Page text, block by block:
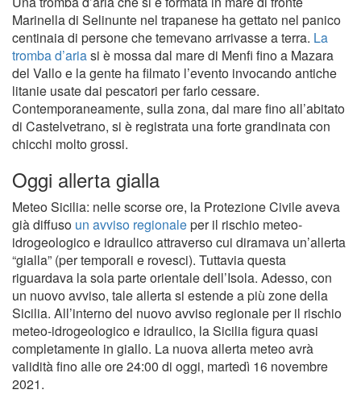
Marinella di Selinunte nel trapanese ha gettato nel panico
centinaia di persone che temevano arrivasse a terra. La
tromba d’ariasi è mossa dal mare di Menfi fino a Mazara
del Vallo e la gente ha filmato l’evento invocando antiche
litanie usate dai pescatori per farlo cessare.
Contemporaneamente, sulla zona, dal mare fino all’abitato
di Castelvetrano, si è registrata una forte grandinata con
chicchi molto grossi.
Oggi allerta gialla
Meteo Sicilia: nelle scorse ore, la Protezione Civile aveva
già diffuso un avviso regionaleper il rischio meteo-
idrogeologico e idraulico attraverso cui diramava un’allerta
“gialla” (per temporali e rovesci). Tuttavia questa
riguardava la sola parte orientale dell’Isola. Adesso, con
un nuovo avviso, tale allerta si estende a più zone della
Sicilia. All’interno del nuovo avviso regionale per il rischio
meteo-idrogeologico e idraulico, la Sicilia figura quasi
completamente in giallo. La nuova allerta meteo avrà
validità fino alle ore 24:00 di oggi, martedì 16 novembre
2021.